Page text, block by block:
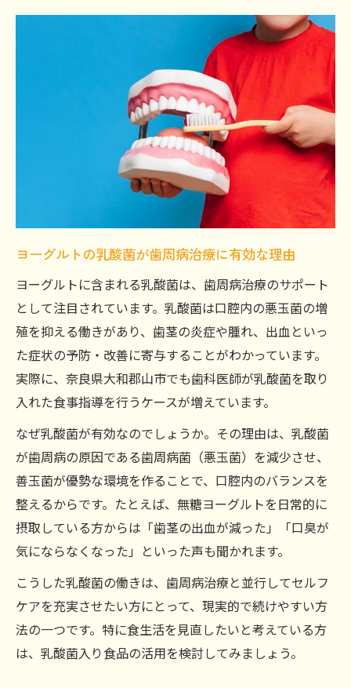
ヨーグルトの乳酸菌が歯周病治療に有効な理由
ヨーグルトに含まれる乳酸菌は、歯周病治療のサポート
として注目されています。乳酸菌は口腔内の悪玉菌の増
殖を抑える働きがあり、歯茎の炎症や腫れ、出血といっ
た症状の予防・改善に寄与することがわかっています。
実際に、奈良県大和郡山市でも歯科医師が乳酸菌を取り
入れた食事指導を行うケースが増えています。
なぜ乳酸菌が有効なのでしょうか。その理由は、乳酸菌
が歯周病の原因である歯周病菌（悪玉菌）を減少させ、
善玉菌が優勢な環境を作ることで、口腔内のバランスを
整えるからです。たとえば、無糖ヨーグルトを日常的に
摂取している方からは「歯茎の出血が減った」「口臭が
気にならなくなった」といった声も聞かれます。
こうした乳酸菌の働きは、歯周病治療と並行してセルフ
ケアを充実させたい方にとって、現実的で続けやすい方
法の一つです。特に食生活を見直したいと考えている方
は、乳酸菌入り食品の活用を検討してみましょう。